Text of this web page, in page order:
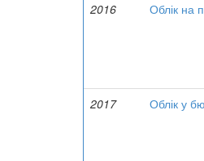
2016
Облік на
2017
Облік у